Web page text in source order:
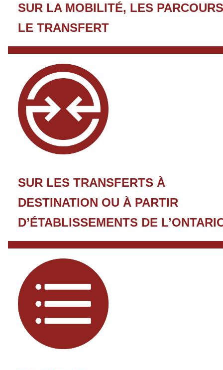
SUR LA MOBILITÉ, LES
LE TRANSFERT
SUR LES TRANSFERTS À
DESTINATION OU À PARTIR
D’ÉTABLISSEMENTS DE